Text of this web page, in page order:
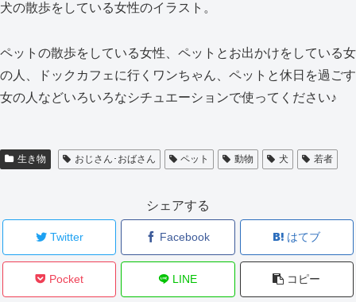
犬の散歩をしている女性のイラスト。
ペットの散歩をしている女性、ペットとお出かけをしている女
の人、ドックカフェに行くワンちゃん、ペットと休日を過ごす
女の人などいろいろなシチュエーションで使ってください♪
生き物 おじさん･おばさん ペット 動物 犬 若者
シェアする
Twitter Facebook はてブ
Pocket LINE コピー